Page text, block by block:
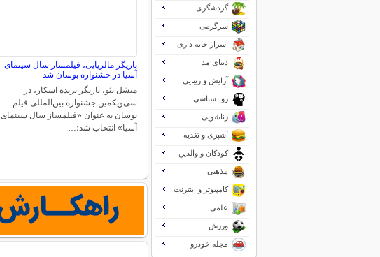
بازیگر مالزیایی، فیلمساز سال سینمای
آسیا در جشنواره بوسان شد
میشل یئو، بازیگر برنده اسکار، در
سی‌ویکمین جشنواره بین‌المللی فیلم
بوسان به عنوان «فیلمساز سال سینمای
آسیا» انتخاب شد؛…
گردشگری
سرگرمی
اسرار خانه داری
دنیای مد
آرایش و زیبایی
روانشناسی
زناشویی
آشپزی و تغذیه
کودکان و والدین
مذهبی
کامپیوتر و اینترنت
علمی
ورزش
مجله خودرو